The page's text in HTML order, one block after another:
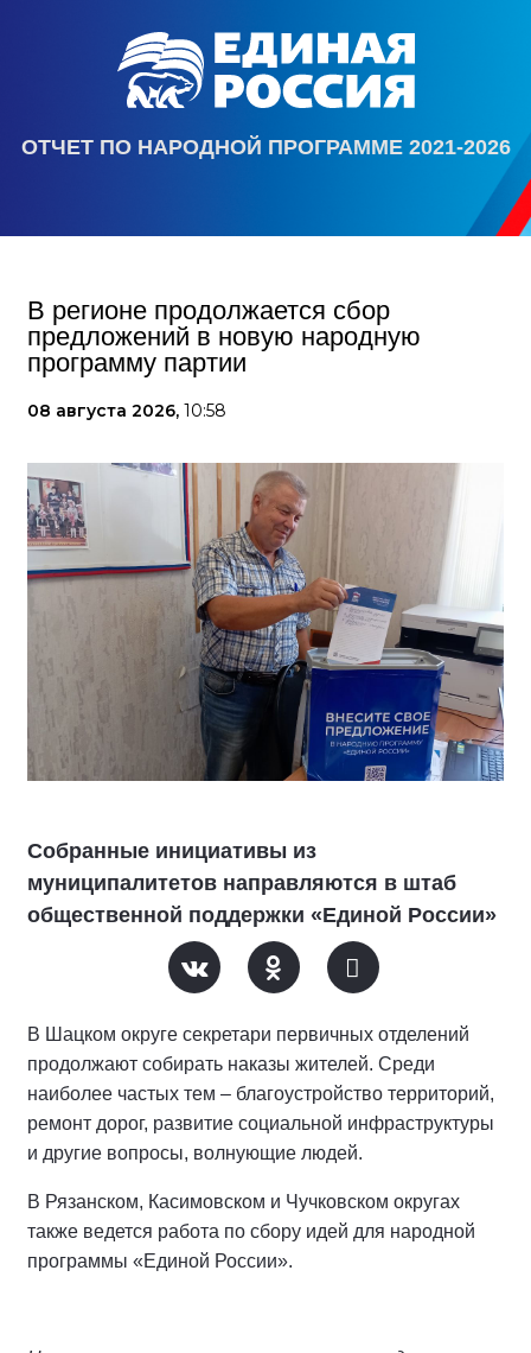
ОТЧЕТ ПО НАРОДНОЙ ПРОГРАММЕ 2021-2026
В регионе продолжается сбор
предложений в новую народную
программу партии
08 августа 2026, 10:58
Собранные инициативы из
муниципалитетов направляются в штаб
общественной поддержки «Единой России»
В Шацком округе секретари первичных отделений
продолжают собирать наказы жителей. Среди
наиболее частых тем – благоустройство территорий,
ремонт дорог, развитие социальной инфраструктуры
и другие вопросы, волнующие людей.
В Рязанском, Касимовском и Чучковском округах
также ведется работа по сбору идей для народной
программы «Единой России».